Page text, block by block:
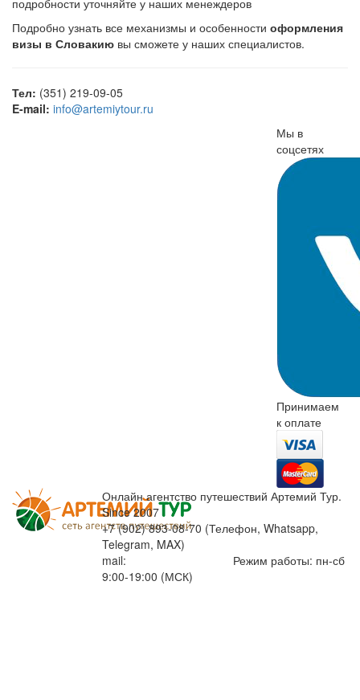
подробности уточняйте у наших менеждеров
Подробно узнать все механизмы и особенности оформления
визы в Словакию вы сможете у наших специалистов.
Тел: (351) 219-09-05
E-mail: info@artemiytour.ru
Мы в
соцсетях
Принимаем
к оплате
Онлайн агентство путешествий Артемий Тур.
Since 2007
+7 (902) 893-08-70 (Телефон, Whatsapp,
Telegram, MAX)
mail:
Режим работы: пн-сб
9:00-19:00 (МСК)